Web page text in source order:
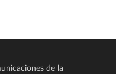
de la